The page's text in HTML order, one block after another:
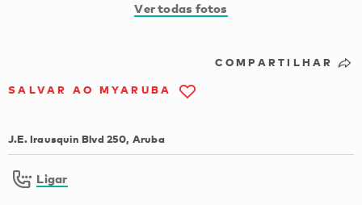
Ver todas fotos
COMPARTILHAR
SALVAR AO MYARUBA
J.E. Irausquin Blvd 250, Aruba
Ligar